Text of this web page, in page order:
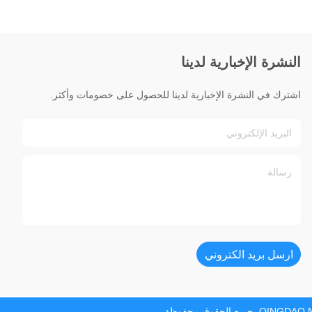
النشرة الإخبارية لدينا
اشترك في النشرة الإخبارية لدينا للحصول على خصومات وأكثر.
ارسل بريد الكتروني